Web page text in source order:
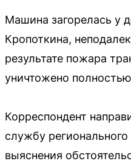
Машина загорелась у
Кропоткина,
результате пожара
уничтожено
Корреспондент
службу
выяснения